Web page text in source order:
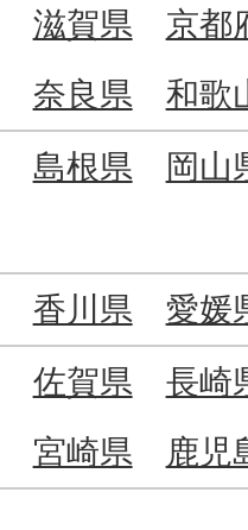
滋賀県
京都
奈良県 和歌
島根県
岡山
香川県 愛媛
佐賀県
長崎
宮崎県
鹿児